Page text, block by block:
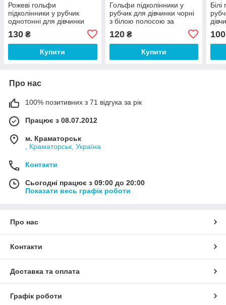
Рожеві гольфи
підколінники у рубчик
однотонні для дівчинки
130 ₴
Купити
Гольфи підколінники у
рубчик для дівчинки чорні
з білою полосою за
120₴
Купити
100
Про нас
100% позитивних з 71 відгука за рік
Працює з 08.07.2012
м. Краматорськ
, Краматорськ, Україна
Контакти
Сьогодні працює з 09:00 до 20:00
Показати весь графік роботи
Про нас
Контакти
Доставка та оплата
Графік роботи